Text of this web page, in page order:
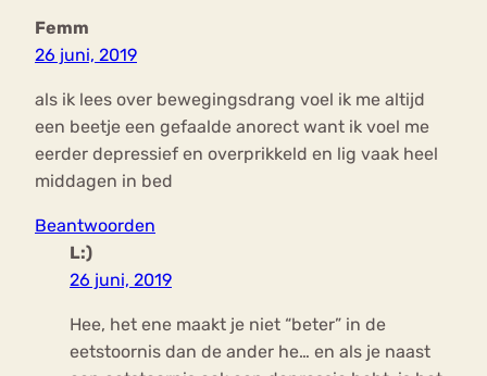
Femm
26 juni, 2019
als ik lees over bewegingsdrang voel ik me altijd
een beetje een gefaalde anorect want ik voel me
eerder depressief en overprikkeld en lig vaak heel
middagen in bed
Beantwoorden
L:)
26 juni, 2019
Hee, het ene maakt je niet “beter” in de
eetstoornis dan de ander he… en als je naast